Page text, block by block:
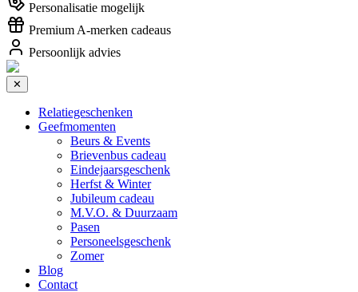
Personalisatie mogelijk
Premium A-merken cadeaus
Persoonlijk advies
✕
Relatiegeschenken
Geefmomenten
Beurs & Events
Brievenbus cadeau
Eindejaarsgeschenk
Herfst & Winter
Jubileum cadeau
M.V.O. & Duurzaam
Pasen
Personeelsgeschenk
Zomer
Blog
Contact